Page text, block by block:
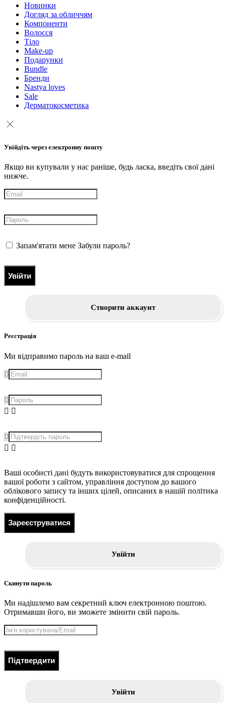
Новинки
Догляд за обличчям
Компоненти
Волосся
Тіло
Make-up
Подарунки
Bundle
Бренди
Nastya loves
Sale
Дерматокосметика
Увійдіть через електронну пошту
Якщо ви купували у нас раніше, будь ласка, введіть свої дані
нижче.
Запам'ятати мене Забули пароль?
Увійти
Створити аккаунт
Реєстрація
Ми відправимо пароль на ваш e-mail
Ваші особисті дані будуть використовуватися для спрощення
вашої роботи з сайтом, управління доступом до вашого
облікового запису та інших цілей, описаних в нашій політика
конфіденційності.
Зареєструватися
Увійти
Скинути пароль
Ми надішлемо вам секретний ключ електронною поштою.
Отримавши його, ви зможете змінити свій пароль.
Підтвердити
Увійти